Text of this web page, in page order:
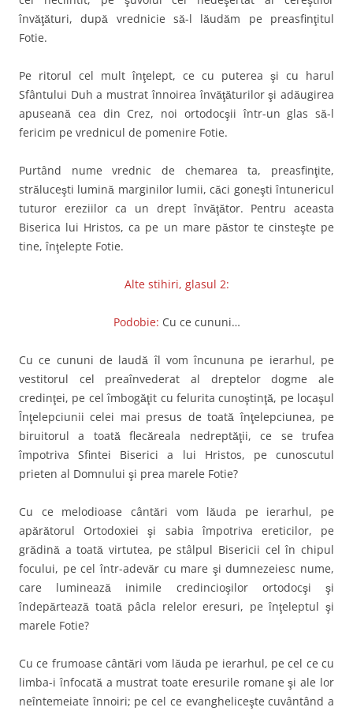
învăţături, după vrednicie să-l lăudăm pe preasfinţitul
Fotie.
Pe ritorul cel mult înţelept, ce cu puterea şi cu harul
Sfântului Duh a mustrat înnoirea învăţăturilor şi adăugirea
apuseană cea din Crez, noi ortodocşii într-un glas să-l
fericim pe vrednicul de pomenire Fotie.
Purtând nume vrednic de chemarea ta, preasfinţite,
străluceşti lumină marginilor lumii, căci goneşti întunericul
tuturor ereziilor ca un drept învăţător. Pentru aceasta
Biserica lui Hristos, ca pe un mare păstor te cinsteşte pe
tine, înţelepte Fotie.
Alte stihiri, glasul 2:
Podobie: Cu ce cununi…
Cu ce cununi de laudă îl vom încununa pe ierarhul, pe
vestitorul cel preaînvederat al dreptelor dogme ale
credinţei, pe cel îmbogăţit cu felurita cunoştinţă, pe locaşul
Înţelepciunii celei mai presus de toată înţelepciunea, pe
biruitorul a toată flecăreala nedreptăţii, ce se trufea
împotriva Sfintei Biserici a lui Hristos, pe cunoscutul
prieten al Domnului şi prea marele Fotie?
Cu ce melodioase cântări vom lăuda pe ierarhul, pe
apărătorul Ortodoxiei şi sabia împotriva ereticilor, pe
grădină a toată virtutea, pe stâlpul Bisericii cel în chipul
focului, pe cel într-adevăr cu mare şi dumnezeiesc nume,
care luminează inimile credincioşilor ortodocşi şi
îndepărtează toată pâcla relelor eresuri, pe înţeleptul şi
marele Fotie?
Cu ce frumoase cântări vom lăuda pe ierarhul, pe cel ce cu
limba-i înfocată a mustrat toate eresurile romane şi ale lor
neîntemeiate înnoiri; pe cel ce evangheliceşte cuvântând a